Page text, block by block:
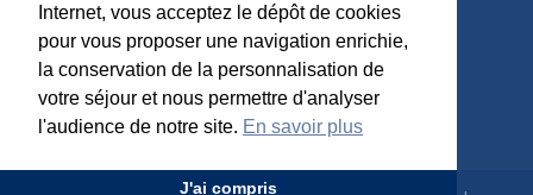
Internet, vous acceptez le dépôt de cookies
pour vous proposer une navigation enrichie,
la conservation de la personnalisation de
votre séjour et nous permettre d'analyser
l'audience de notre site. En savoir plus
J'ai compris
Maréchal Foch,
49100 Angers